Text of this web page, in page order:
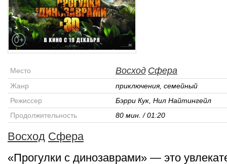
Место Восход Сфера
Жанр
приключения, семейный
Режиссер
Бэрри Кук, Нил Найтингейл
Продолжительность
80 мин. / 01:20
Восход Сфера
«Прогулки с динозаврами» — это